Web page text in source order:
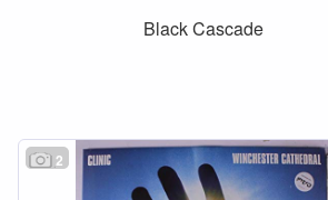
Black Cascade
2